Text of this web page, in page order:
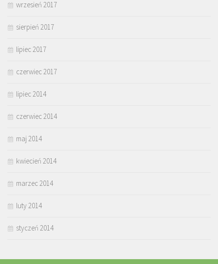
wrzesień 2017
sierpień 2017
lipiec 2017
czerwiec 2017
lipiec 2014
czerwiec 2014
maj 2014
kwiecień 2014
marzec 2014
luty 2014
styczeń 2014